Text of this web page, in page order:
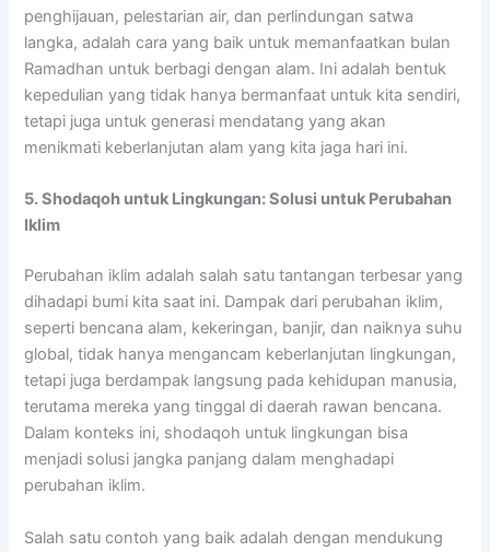
penghijauan, pelestarian air, dan perlindungan satwa
langka, adalah cara yang baik untuk memanfaatkan bulan
Ramadhan untuk berbagi dengan alam. Ini adalah bentuk
kepedulian yang tidak hanya bermanfaat untuk kita sendiri,
tetapi juga untuk generasi mendatang yang akan
menikmati keberlanjutan alam yang kita jaga hari ini.
5. Shodaqoh untuk Lingkungan: Solusi untuk Perubahan
Iklim
Perubahan iklim adalah salah satu tantangan terbesar yang
dihadapi bumi kita saat ini. Dampak dari perubahan iklim,
seperti bencana alam, kekeringan, banjir, dan naiknya suhu
global, tidak hanya mengancam keberlanjutan lingkungan,
tetapi juga berdampak langsung pada kehidupan manusia,
terutama mereka yang tinggal di daerah rawan bencana.
Dalam konteks ini, shodaqoh untuk lingkungan bisa
menjadi solusi jangka panjang dalam menghadapi
perubahan iklim.
Salah satu contoh yang baik adalah dengan mendukung